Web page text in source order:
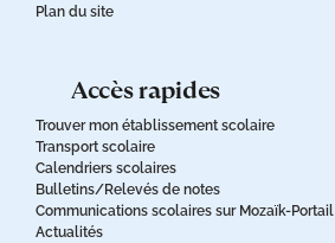
Plan du site
accès rapides
Trouver mon établissement scolaire
Transport scolaire
Calendriers scolaires
Bulletins/Relevés de notes
Communications scolaires sur Mozaïk-Portail
Actualités